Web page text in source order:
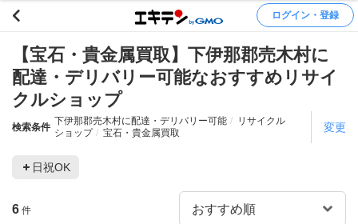
ログイン・登録
【宝石・貴金属買取】下伊那郡売木村に
配達・デリバリー可能なおすすめリサイ
クルショップ
検索条件
下伊那郡売木村に配達・デリバリー可能
リサイクル
ショップ
宝石・貴金属買取 変更
日祝OK
6 件